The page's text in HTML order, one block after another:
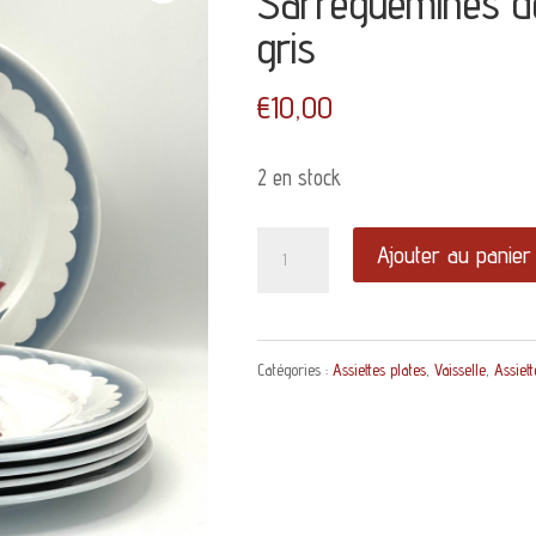
gris
€10,00
2 en stock
quantité
Assiette
plate
Ajouter au panier
Catégories : Assiettes plates, Vaisselle,